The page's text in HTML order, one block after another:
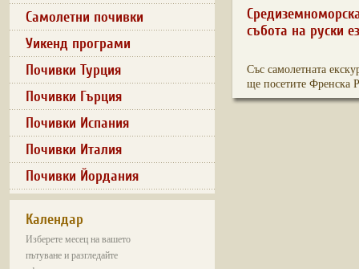
Самолетни почивки
Уикенд програми
Почивки Турция
Почивки Гърция
Почивки Испания
Почивки Италия
Почивки Йордания
Календар
Изберете месец на вашето
пътуване и разгледайте
събота на руски
Със самолетната
ще посетите Френска